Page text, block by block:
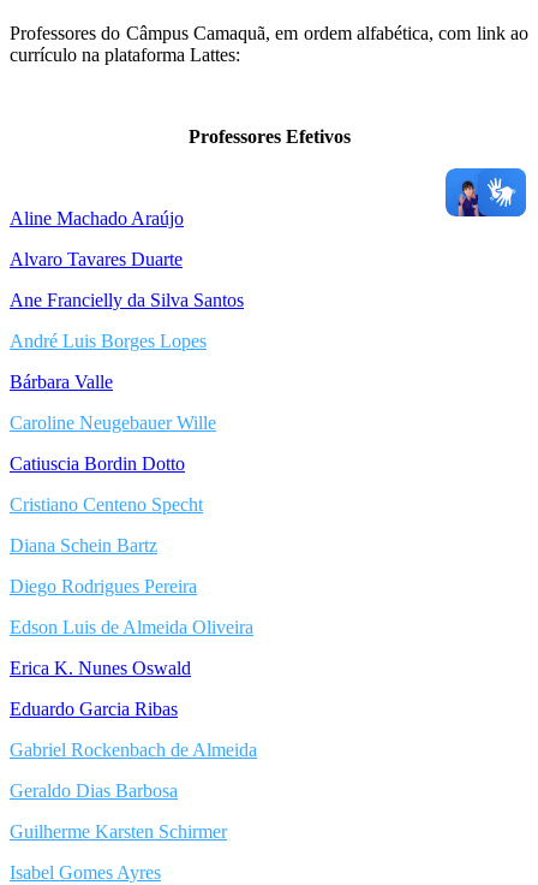
Professores do Câmpus Camaquã, em ordem alfabética, com link ao
currículo na plataforma Lattes:
Professores Efetivos
Aline Machado Araújo
Alvaro Tavares Duarte
Ane Francielly da Silva Santos
André Luis Borges Lopes
Bárbara Valle
Caroline Neugebauer Wille
Catiuscia Bordin Dotto
Cristiano Centeno Specht
Diana Schein Bartz
Diego Rodrigues Pereira
Edson Luis de Almeida Oliveira
Erica K. Nunes Oswald
Eduardo Garcia Ribas
Gabriel Rockenbach de Almeida
Geraldo Dias Barbosa
Guilherme Karsten Schirmer
Isabel Gomes Ayres